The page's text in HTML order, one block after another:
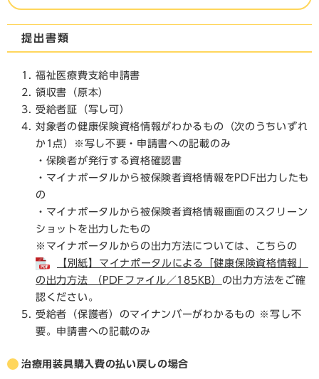
提出書類
福祉医療費支給申請書
領収書（原本）
受給者証（写し可）
対象者の健康保険資格情報がわかるもの（次のうちいずれ
か1点）※写し不要・申請書への記載のみ
・保険者が発行する資格確認書
・マイナポータルから被保険者資格情報をPDF出力したも
の
・マイナポータルから被保険者資格情報画面のスクリーン
ショットを出力したもの
※マイナポータルからの出力方法については、こちらの
【別紙】マイナポータルによる「健康保険資格情報」
の出力方法 （PDFファイル／185KB） の出力方法をご確
認ください。
受給者（保護者）のマイナンバーがわかるもの ※写し不
要。申請書への記載のみ
治療用装具購入費の払い戻しの場合